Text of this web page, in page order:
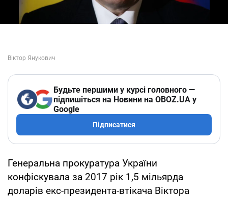
Будьте першими у курсі головного —
підпишіться на Новини на OBOZ.UA у
Google
Підписатися
Генеральна прокуратура України
конфіскувала за 2017 рік 1,5 мільярда
доларів екс-президента-втікача Віктора